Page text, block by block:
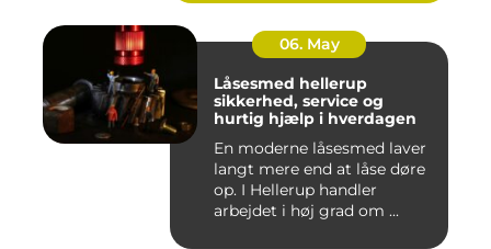
06. May
Låsesmed hellerup
sikkerhed, service og
hurtig hjælp i hverdagen
En moderne låsesmed laver
langt mere end at låse døre
op. I Hellerup handler
arbejdet i høj grad om ...